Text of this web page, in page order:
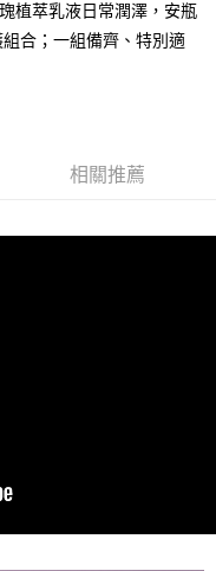
植萃乳液日常潤澤，安瓶
合；一組備齊、特別適
相關推薦